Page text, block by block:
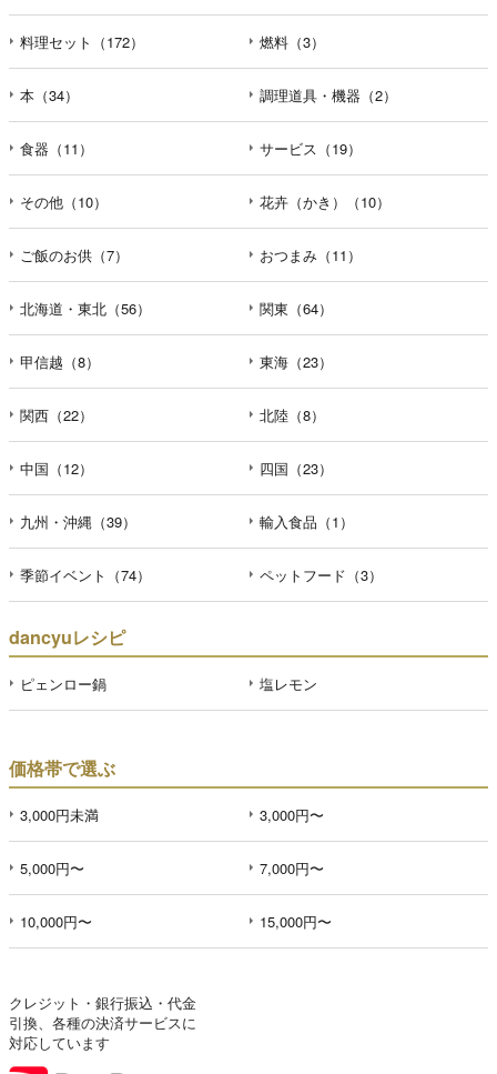
料理セット（172） 燃料（3）
本（34） 調理道具・機器（2）
食器（11） サービス（19）
その他（10） 花卉（かき）（10）
ご飯のお供（7） おつまみ（11）
北海道・東北（56） 関東（64）
甲信越（8） 東海（23）
関西（22） 北陸（8）
中国（12） 四国（23）
九州・沖縄（39） 輸入食品（1）
季節イベント（74） ペットフード（3）
dancyuレシピ
ピェンロー鍋 塩レモン
価格帯で選ぶ
3,000円未満 3,000円〜
5,000円〜 7,000円〜
10,000円〜 15,000円〜
クレジット・銀行振込・代金
引換、各種の決済サービスに
対応しています